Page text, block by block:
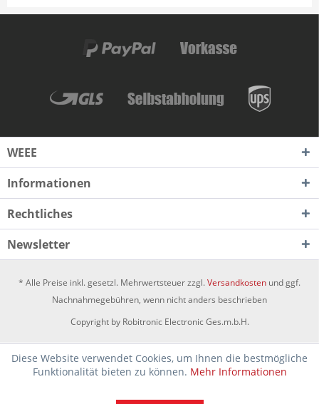
WEEE
Informationen
Rechtliches
Newsletter
* Alle Preise inkl. gesetzl. Mehrwertsteuer zzgl.Versandkosten und ggf.
Nachnahmegebühren, wenn nicht anders beschrieben
Copyright by Robitronic Electronic Ges.m.b.H.
Diese Website verwendet Cookies, um Ihnen die bestmögliche
Funktionalität bieten zu können. Mehr Informationen